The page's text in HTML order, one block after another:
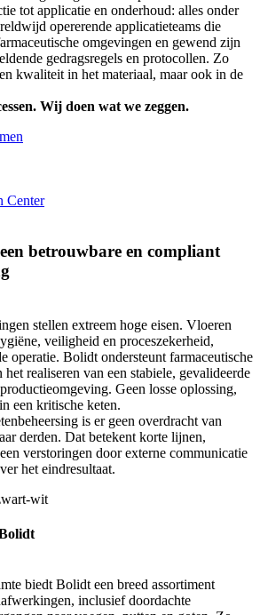
tot applicatie en onderhoud: alles onder
opererende applicatieteams die
omgevingen en gewend zijn
gedragsregels en protocollen. Zo
kwaliteit in het materiaal, maar ook in de
Wij doen wat we zeggen.
Center
betrouwbare en compliant
stellen extreem hoge eisen. Vloeren
veiligheid en proceszekerheid,
operatie. Bolidt ondersteunt farmaceutische
realiseren van een stabiele, gevalideerde
Geen losse oplossing,
een kritische keten.
is er geen overdracht van
derden. Dat betekent korte lijnen,
verstoringen door externe communicatie
het eindresultaat.
biedt Bolidt een breed assortiment
inclusief doordachte